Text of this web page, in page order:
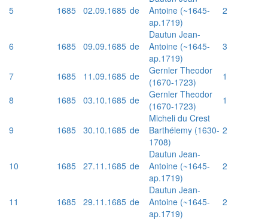
5 1685 02.09.1685 de
Antoine (~1645-
ap.1719)
2
6 1685 09.09.1685 de
Dautun Jean-
Antoine (~1645-
ap.1719)
3
7 1685 11.09.1685 de
Gernler Theodor
(1670-1723)
1
8
1685 03.10.1685 de
Gernler Theodor
(1670-1723)
1
9 1685 30.10.1685 de
Micheli du Crest
Barthélemy (1630-
1708)
2
10 1685 27.11.1685 de
Dautun Jean-
Antoine (~1645-
ap.1719)
2
11 1685 29.11.1685 de
Dautun Jean-
Antoine (~1645-
ap.1719)
2